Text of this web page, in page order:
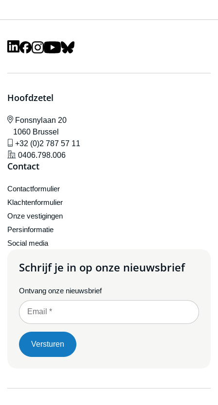
Hoofdzetel
icône de localisation
Fonsnylaan 20
1060 Brussel
icône de gsm
+32 (0)2 787 57 11
icône de localisation
0406.798.006
Contact
Contactformulier
Klachtenformulier
Onze vestigingen
Persinformatie
Social media
Schrijf je in op onze nieuwsbrief
Ontvang onze nieuwsbrief
Versturen